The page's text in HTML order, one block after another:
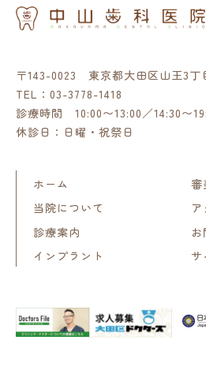
〒143-0023 東京都大田区山王3丁
TEL： 03-3778-1418
診療時間 10:00〜13:00／14:30〜
休診日：日曜・祝祭日
ホーム
当院について
診療案内
インプラント
審
ア
サ